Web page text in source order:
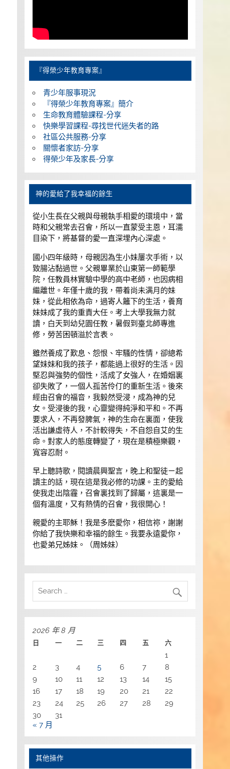
『得榮少年教育專案』
青少年服事現況
『得榮少年教育專案』簡介
生命教育體驗課程-分享
快樂學習課程-尋找世代迷失者的路
社區公共服務-分享
關懷者家訪-分享
得榮少年及家長-分享
神的愛給了我幸福的餘生
從小生長在父親與母親執手相愛的環境中，當
時和父親常去召會，所以一直蒙受主恩，耳濡
目染下，將基督的愛一直深埋內心深處。
國小四年級時，母親因為生小妹屢次手術，以
致腸沾黏過世。父親畢業於山東第一師範學
院，任教員林實驗中學的高中老師，也因病相
繼離世。年僅十歲的我，帶着尚未满月的妹
妹，從此相依為命，過寄人籬下的生活，養育
妹妹成了我的重責大任。考上大學我無力就
讀，白天到幼兒園任教，暑假到臺北師專進
修，勞苦困頓溢於言表。
雖然養成了歎息、怨恨、牢騷的性情，卻總希
望妹妹和我的孩子，都能過上很好的生活。因
堅忍與強勢的個性，活成了女強人，在婚姻裏
卻失敗了，一個人孤苦伶仃的重新生活。後來
經由召會的福音，我毅然受浸，成為神的兒
女。受浸後的我，心靈變得純淨和平和。不再
要求人，不再發脾氣，神的生命在裏面，使我
活出謙虛待人，不計較得失，不自怨自艾的生
命。對家人的態度轉變了，現在是積極樂觀，
寬容忍耐。
早上聽詩歌，閱讀晨興聖言，晚上和聖徒ㄧ起
讀主的話，現在這是我必修的功課。主的愛給
使我走出陰霾，召會裏找到了歸屬，這裏是一
個有溫度，又有熱情的召會，我很開心！
親愛的主耶穌！我是多麽愛你，相信祢，謝謝
你給了我快樂和幸福的餘生。我要永遠愛你，
也愛弟兄姊妹。（周姊妹）
2026 年 8 月
日 一 二 三 四 五 六
1
2
3 4 5 6 7
8
9
10 11 12 13 14
15
16
17 18 19 20 21
22
23
24 25 26 27 28
29
30
31
« 7 月
其他操作